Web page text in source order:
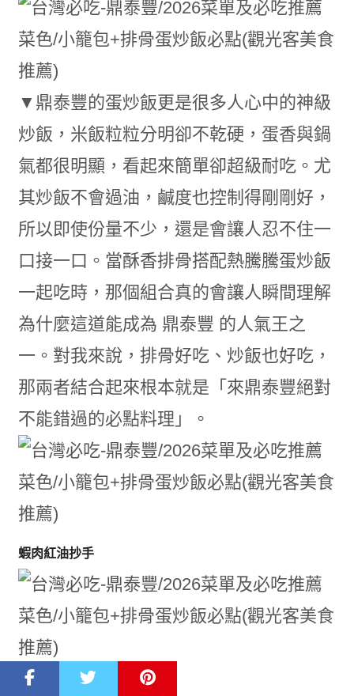
▼鼎泰豐的蛋炒飯更是很多人心中的神級
炒飯，米飯粒粒分明卻不乾硬，蛋香與鍋
氣都很明顯，看起來簡單卻超級耐吃。尤
其炒飯不會過油，鹹度也控制得剛剛好，
所以即使份量不少，還是會讓人忍不住一
口接一口。當酥香排骨搭配熱騰騰蛋炒飯
一起吃時，那個組合真的會讓人瞬間理解
為什麼這道能成為 鼎泰豐 的人氣王之
一。對我來說，排骨好吃、炒飯也好吃，
那兩者結合起來根本就是「來鼎泰豐絕對
不能錯過的必點料理」。
蝦肉紅油抄手
▼蝦肉紅油抄手也是很多人推薦的經典料